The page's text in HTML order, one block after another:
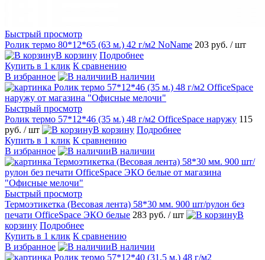
Быстрый просмотр
Ролик термо 80*12*65 (63 м.) 42 г/м2 NoName 203 руб. / шт
В корзину Подробнее
Купить в 1 клик К сравнению
В избранное
В наличии
Быстрый просмотр
Ролик термо 57*12*46 (35 м.) 48 г/м2 OfficeSpace наружу 115
руб. / шт В корзину Подробнее
Купить в 1 клик К сравнению
В избранное
В наличии
Быстрый просмотр
Термоэтикетка (Весовая лента) 58*30 мм. 900 шт/рулон без
печати OfficeSpace ЭКО белые 283 руб. / шт
В
корзину Подробнее
Купить в 1 клик К сравнению
В избранное
В наличии